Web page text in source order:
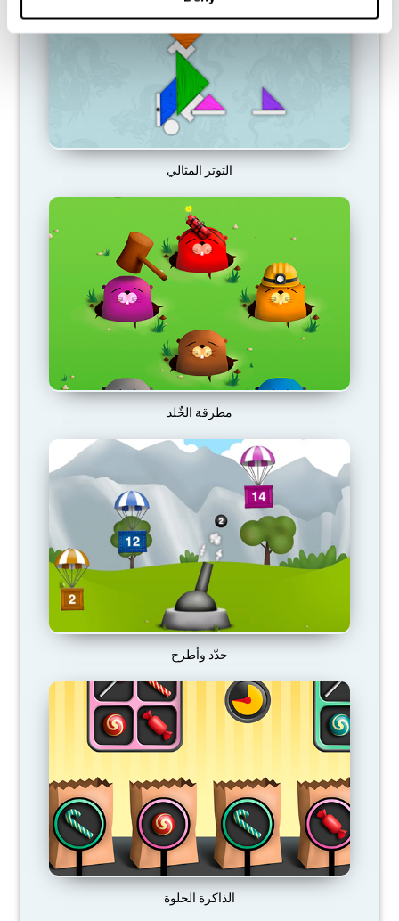
التوتر المثالي
مطرقة الخٌلد
حدّد وأطرح
الذاكرة الحلوة